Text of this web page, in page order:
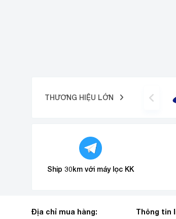
THƯƠNG HIỆU LỚN
Ship 30km với máy lọc KK
Địa chỉ mua hàng: Thông tin